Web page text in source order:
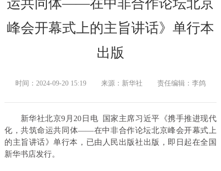
运共同体——在中非合作论坛北京
峰会开幕式上的主旨讲话》单行本
出版
时间：2024-09-20 15:19 来源：新华社 责任编辑：李鸽
新华社北京9月20日电 国家主席习近平《携手推进现代
化，共筑命运共同体——在中非合作论坛北京峰会开幕式上
的主旨讲话》单行本，已由人民出版社出版，即日起在全国
新华书店发行。